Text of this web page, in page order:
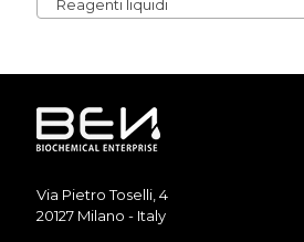
Reagenti liquidi
Via Pietro Toselli, 4
20127 Milano - Italy